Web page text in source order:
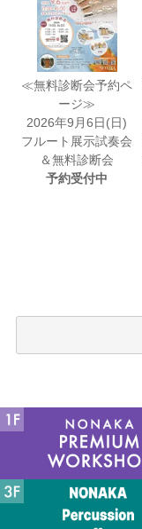
≪無料診断会予約ペ
ージ≫
2026年9月6日(日)
フルート展示試奏会
＆無料診断会
予約受付中